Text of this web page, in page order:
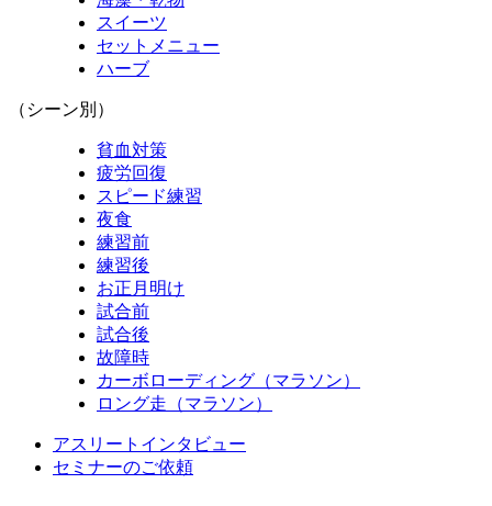
スイーツ
セットメニュー
ハーブ
（シーン別）
貧血対策
疲労回復
スピード練習
夜食
練習前
練習後
お正月明け
試合前
試合後
故障時
カーボローディング（マラソン）
ロング走（マラソン）
アスリートインタビュー
セミナーのご依頼